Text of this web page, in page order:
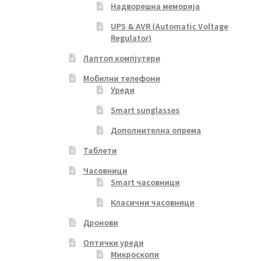
Надворешна меморија
UPS & AVR (Automatic Voltage
Regulator)
Лаптоп компјутери
Мобилни телефони
Уреди
Smart sunglasses
Дополнителна опрема
Таблети
Часовници
Smart часовници
Класични часовници
Дронови
Оптички уреди
Микроскопи